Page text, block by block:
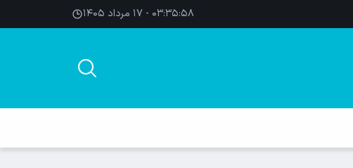
۰۳:۳۵:۵۹ - ۱۷ مرداد ۱۴۰۵